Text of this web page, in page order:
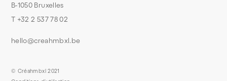
B-1050 Bruxelles
T +32 2 537 78 02
hello@creahmbxl.be
© Créahmbxl 2021